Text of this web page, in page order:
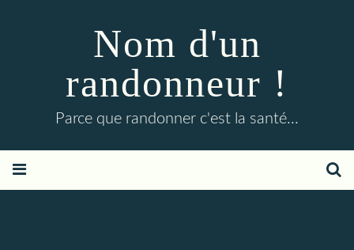
Nom d'un
randonneur !
Parce que randonner c'est la santé...